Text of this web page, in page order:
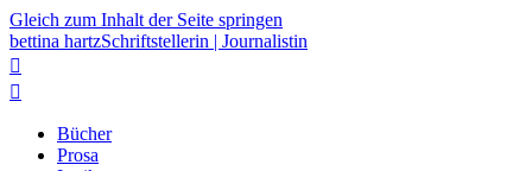
Gleich zum Inhalt der Seite springen
bettina hartzSchriftstellerin | Journalistin


Bücher
Prosa